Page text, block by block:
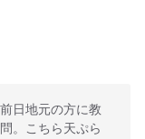
日地元の方に教
。こちら天ぷら